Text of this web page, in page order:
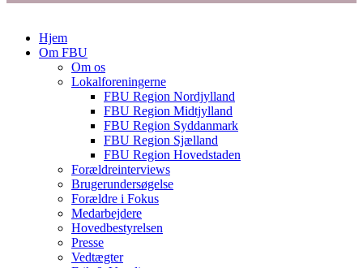
Hjem
Om FBU
Om os
Lokalforeningerne
FBU Region Nordjylland
FBU Region Midtjylland
FBU Region Syddanmark
FBU Region Sjælland
FBU Region Hovedstaden
Forældreinterviews
Brugerundersøgelse
Forældre i Fokus
Medarbejdere
Hovedbestyrelsen
Presse
Vedtægter